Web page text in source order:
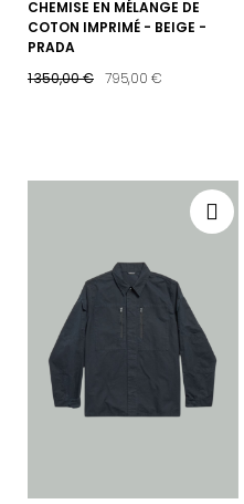
CHEMISE EN MÉLANGE DE
COTON IMPRIMÉ - BEIGE -
PRADA
1 350,00 € 795,00 €